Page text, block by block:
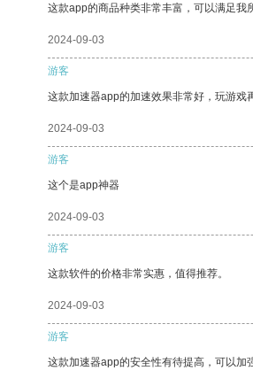
这款app的商品种类非常丰富，可以满足我
2024-09-03
游客
这款加速器app的加速效果非常好，玩游戏
2024-09-03
游客
这个是app神器
2024-09-03
游客
这款软件的价格非常实惠，值得推荐。
2024-09-03
游客
这款加速器app的安全性有待提高，可以加